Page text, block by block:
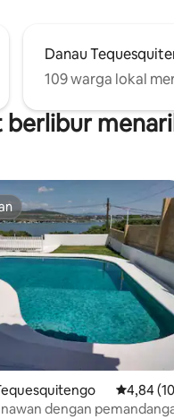
Danau
109 warga lokal
berlibur
10 ulasan Nilai4,84
dengan